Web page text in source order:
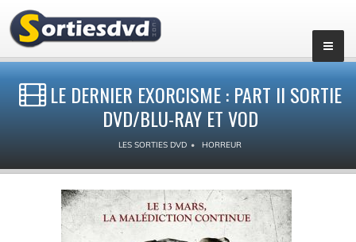
LE DERNIER EXORCISME : PART II SORTIE
DVD/BLU-RAY ET VOD
LES SORTIES DVD HORREUR